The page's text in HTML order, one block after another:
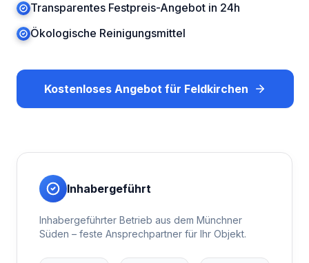
Transparentes Festpreis-Angebot in 24h
Ökologische Reinigungsmittel
Kostenloses Angebot für Feldkirchen
Inhabergeführt
Inhabergeführter Betrieb aus dem Münchner
Süden – feste Ansprechpartner für Ihr Objekt.